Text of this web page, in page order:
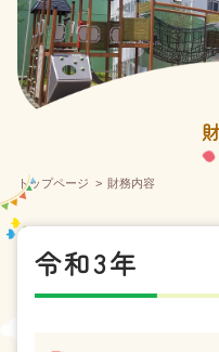
南通りすこや
こどものいえ保
トップページ 財務内容
令和3年